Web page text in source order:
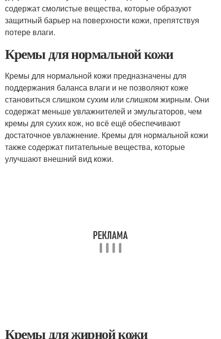
содержат смолистые вещества, которые образуют
защитный барьер на поверхности кожи, препятствуя
потере влаги.
Кремы для нормальной кожи
Кремы для нормальной кожи предназначены для
поддержания баланса влаги и не позволяют коже
становиться слишком сухим или слишком жирным. Они
содержат меньше увлажнителей и эмульгаторов, чем
кремы для сухих кож, но всё ещё обеспечивают
достаточное увлажнение. Кремы для нормальной кожи
также содержат питательные вещества, которые
улучшают внешний вид кожи.
Кремы для жирной кожи